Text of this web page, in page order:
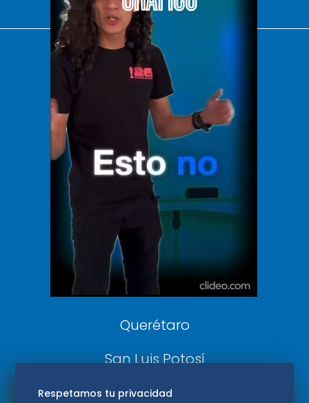
El Universal
Vive USA
Clase
De 10 sports
DeDinero
Confabulario
Aviso Oportuno
Consultas
Querétaro
San Luis Potosí
Edomex
Respetamos tu privacidad